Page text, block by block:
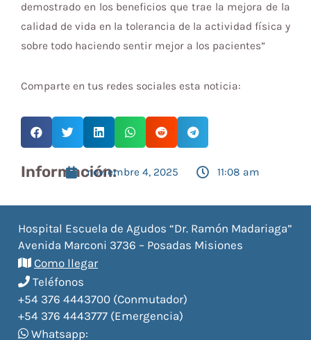
demostrado en los beneficios que trae la mejora de la
calidad de vida en la tolerancia de la actividad física y
sobre todo haciendo sentir mejor a los pacientes”
Comparte en tus redes sociales esta noticia:
Información:noviembre 4, 2025 11:08 am
Hospital Escuela de Agudos “Dr. Ramón Madariaga”
Avenida Marconi 3736 – Posadas Misiones
Como llegar
Teléfonos
+54 376 4443700 (Conmutador)
+54 376 4443777 (Emergencia)
Whatsapp: